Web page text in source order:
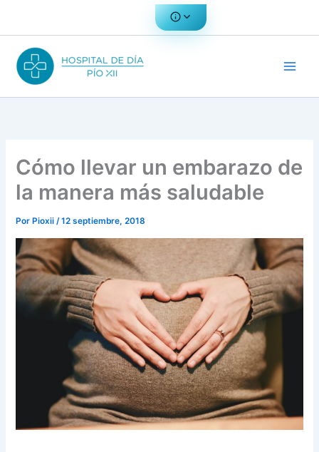
Cómo llevar un embarazo de
la manera más saludable
Por Pioxii/12 septiembre, 2018